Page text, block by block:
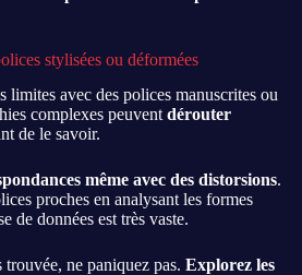
stylisées ou déformées
limites avec des polices manuscrites ou
complexes peuventdérouter
de le savoir.
même avec des distorsions.
proches en analysant les formes
de données est très vaste.
trouvée, ne paniquez pas. Explorez les